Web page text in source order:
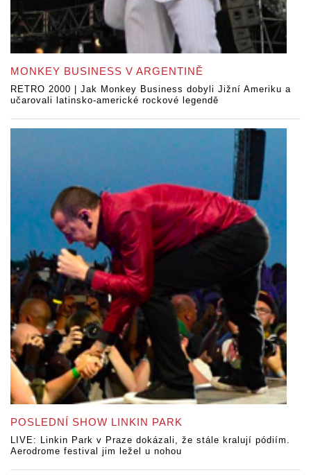
MONKEY BUSINESS V ARGENTINĚ
RETRO 2000 | Jak Monkey Business dobyli Jižní Ameriku a
učarovali latinsko-americké rockové legendě
POSLEDNÍ SHOW LINKIN PARK
LIVE: Linkin Park v Praze dokázali, že stále kralují pódiím.
Aerodrome festival jim ležel u nohou